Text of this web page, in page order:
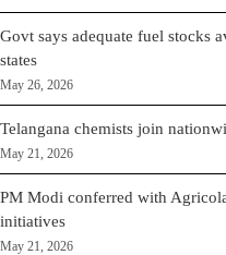
Govt says adequate fuel stocks
states
May 26, 2026
Telangana chemists join
May 21, 2026
PM Modi conferred with
initiatives
May 21, 2026